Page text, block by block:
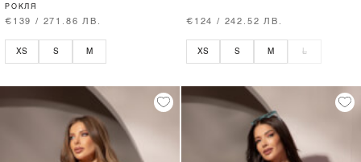
РОКЛЯ
€139 / 271.86 ЛВ.
XS S M
€124 / 242.52 ЛВ.
XS S M L